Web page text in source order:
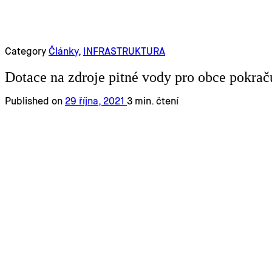
Category Články, INFRASTRUKTURA
Dotace na zdroje pitné vody pro obce
Published on 29 října, 2021 3 min. čtení